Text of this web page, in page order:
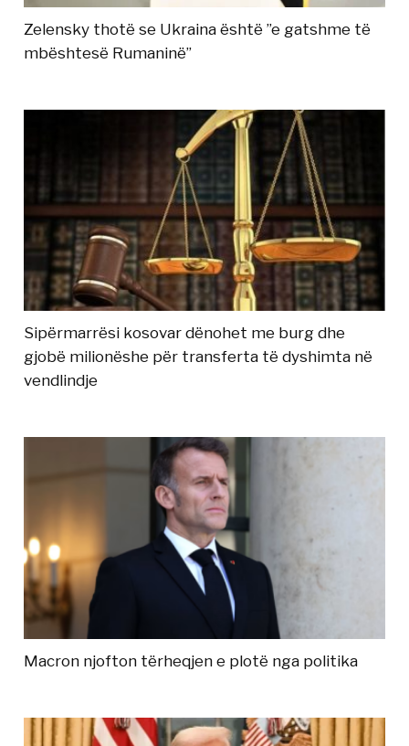
Zelensky thotë se Ukraina është ”e gatshme të
mbështesë Rumaninë”
Sipërmarrësi kosovar dënohet me burg dhe
gjobë milionëshe për transferta të dyshimta në
vendlindje
Macron njofton tërheqjen e plotë nga politika